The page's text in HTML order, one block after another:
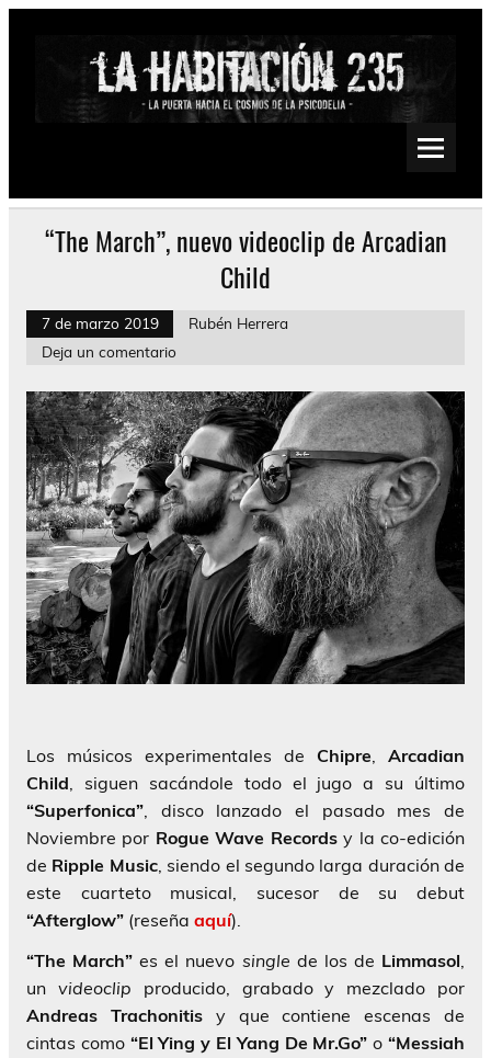
Saltar
Psychedelic, Stoner, Doom, Sludge, Fuzz, Space, Drone
“The March”, nuevo videoclip de Arcadian
Child
7 de marzo 2019
Rubén Herrera
Deja un comentario
Los músicos experimentales de Chipre, Arcadian
Child, siguen sacándole todo el jugo a su último
“Superfonica”, disco lanzado el pasado mes de
Noviembre por Rogue Wave Recordsy la co-edición
de Ripple Music, siendo el segundo larga duración de
este cuarteto musical, sucesor de su debut
“Afterglow” (reseña aquí).
“The March” es el nuevo single de los de Limmasol,
un videoclip producido, grabado y mezclado por
Andreas Trachonitisy que contiene escenas de
cintas como “El Ying y El Yang De Mr.Go” o“Messiah